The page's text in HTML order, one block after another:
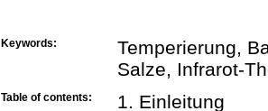
Keywords:
Temperierung,
Salze, Infrarot-
Table of contents:
1. Einleitung